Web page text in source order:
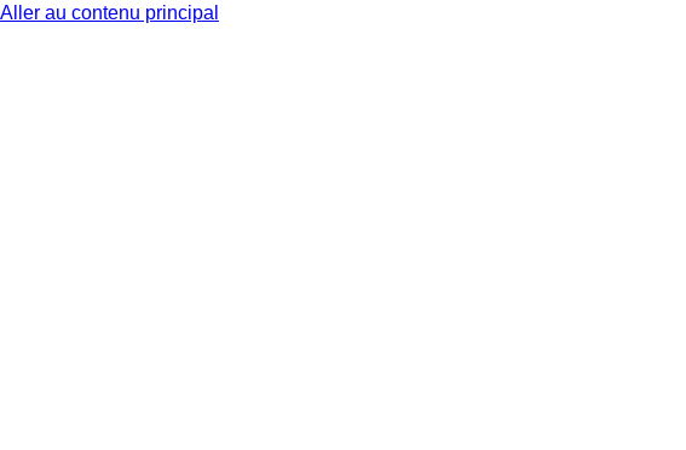
Aller au contenu principal